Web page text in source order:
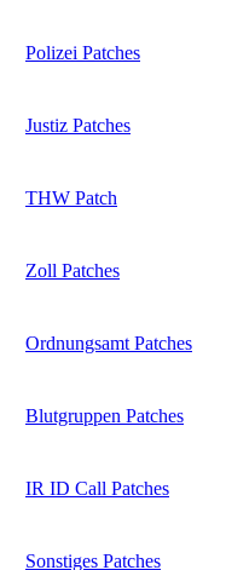
Polizei Patches
Justiz Patches
THW Patch
Zoll Patches
Ordnungsamt Patches
Blutgruppen Patches
IR ID Call Patches
Sonstiges Patches